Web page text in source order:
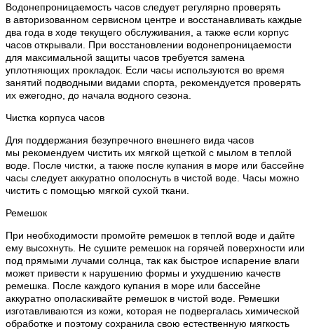
Водонепроницаемость часов следует регулярно проверять
в авторизованном сервисном центре и восстанавливать каждые
два года в ходе текущего обслуживания, а также если корпус
часов открывали. При восстановлении водонепроницаемости
для максимальной защиты часов требуется замена
уплотняющих прокладок. Если часы используются во время
занятий подводными видами спорта, рекомендуется проверять
их ежегодно, до начала водного сезона.
Чистка корпуса часов
Для поддержания безупречного внешнего вида часов
мы рекомендуем чистить их мягкой щеткой с мылом в теплой
воде. После чистки, а также после купания в море или бассейне
часы следует аккуратно ополоснуть в чистой воде. Часы можно
чистить с помощью мягкой сухой ткани.
Ремешок
При необходимости промойте ремешок в теплой воде и дайте
ему высохнуть. Не сушите ремешок на горячей поверхности или
под прямыми лучами солнца, так как быстрое испарение влаги
может привести к нарушению формы и ухудшению качеств
ремешка. После каждого купания в море или бассейне
аккуратно ополаскивайте ремешок в чистой воде. Ремешки
изготавливаются из кожи, которая не подвергалась химической
обработке и поэтому сохранила свою естественную мягкость